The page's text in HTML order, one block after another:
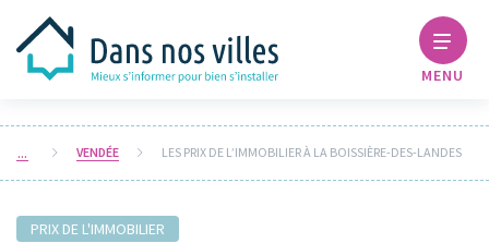
MENU
VENDÉE LES PRIX DE L’IMMOBILIER À LA BOISSIÈRE-DES-LANDES
PRIX DE L'IMMOBILIER